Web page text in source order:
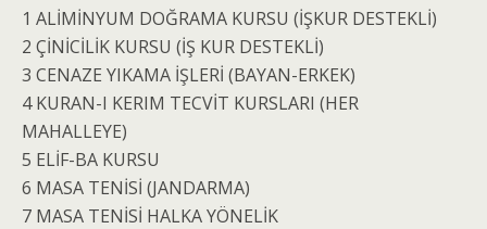
1 ALİMİNYUM DOĞRAMA KURSU (İŞKUR DESTEKLİ)
2 ÇİNİCİLİK KURSU (İŞ KUR DESTEKLİ)
3 CENAZE YIKAMA İŞLERİ (BAYAN-ERKEK)
4 KURAN-I KERIM TECVİT KURSLARI (HER
MAHALLEYE)
5 ELİF-BA KURSU
6 MASA TENİSİ (JANDARMA)
7 MASA TENİSİ HALKA YÖNELİK